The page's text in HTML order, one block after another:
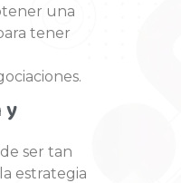
una
tener
y
ser tan
estrategia